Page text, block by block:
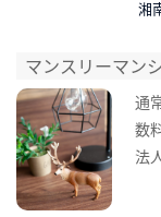
湘
マンスリーマン
通
数
法